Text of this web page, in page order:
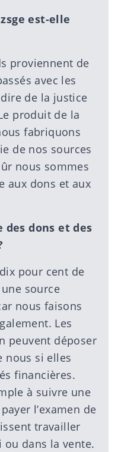
est-elle
proviennent de
avec les
de la justice
produit de la
fabriquons
de nos sources
nous sommes
aux dons et aux
des dons et des
pour cent de
source
nous faisons
Les
peuvent déposer
nous si elles
financières.
à suivre une
l’examen de
travailler
dans la vente.